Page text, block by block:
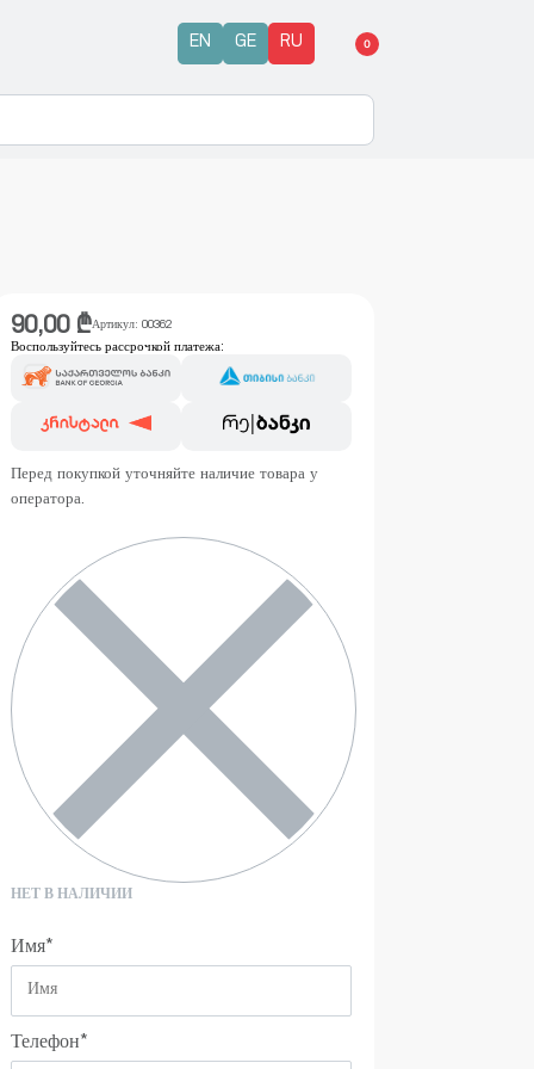
EN GE RU 0
90,00 ₾Артикул: 00362
Воспользуйтесь рассрочкой платежа:
Перед покупкой уточняйте наличие товара у
оператора.
НЕТ В НАЛИЧИИ
Имя*
Телефон*